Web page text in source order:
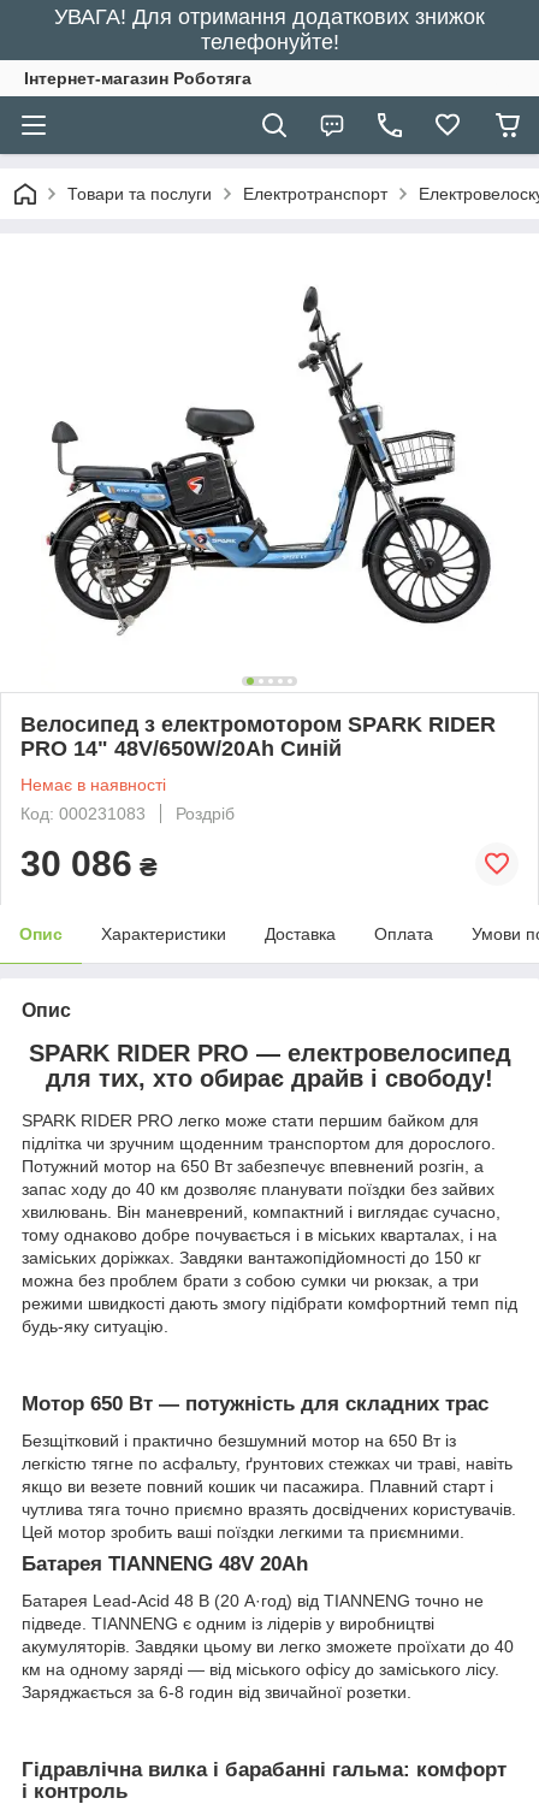
УВАГА! Для отримання додаткових знижок
телефонуйте!
Інтернет-магазин Роботяга
Товари та послуги Електротранспорт
Велосипед з електромотором SPARK RIDER
PRO 14" 48V/650W/20Ah Синій
Немає в наявності
Код: 000231083
Роздріб
30 086 ₴
Опис Характеристики Доставка Оплата Умови
Опис
SPARK RIDER PRO — електровелосипед
для тих, хто обирає драйв і свободу!
SPARK RIDER PRO легко може стати першим байком для
підлітка чи зручним щоденним транспортом для дорослого.
Потужний мотор на 650 Вт забезпечує впевнений розгін, а
запас ходу до 40 км дозволяє планувати поїздки без зайвих
хвилювань. Він маневрений, компактний і виглядає сучасно,
тому однаково добре почувається і в міських кварталах, і на
заміських доріжках. Завдяки вантажопідйомності до 150 кг
можна без проблем брати з собою сумки чи рюкзак, а три
режими швидкості дають змогу підібрати комфортний темп під
будь-яку ситуацію.
Мотор 650 Вт — потужність для складних трас
Безщітковий і практично безшумний мотор на 650 Вт із
легкістю тягне по асфальту, ґрунтових стежках чи траві, навіть
якщо ви везете повний кошик чи пасажира. Плавний старт і
чутлива тяга точно приємно вразять досвідчених користувачів.
Цей мотор зробить ваші поїздки легкими та приємними.
Батарея TIANNENG 48V 20Ah
Батарея Lead-Acid 48 В (20 А·год) від TIANNENG точно не
підведе. TIANNENG є одним із лідерів у виробництві
акумуляторів. Завдяки цьому ви легко зможете проїхати до 40
км на одному заряді — від міського офісу до заміського лісу.
Заряджається за 6-8 годин від звичайної розетки.
Гідравлічна вилка і барабанні гальма: комфорт
і контроль